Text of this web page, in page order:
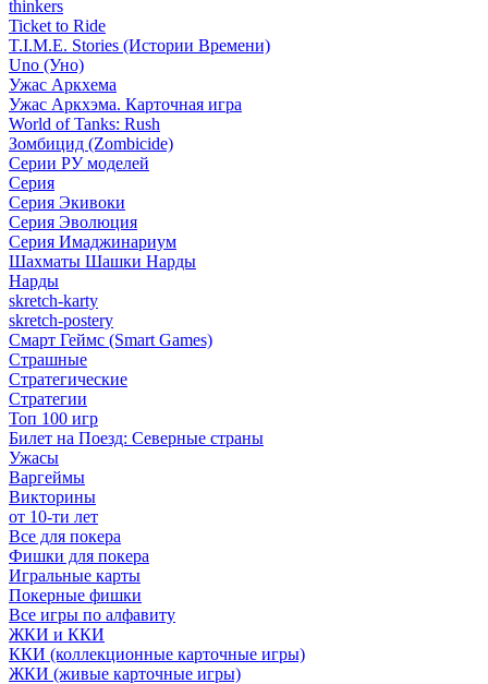
thinkers
Ticket to Ride
T.I.M.E. Stories (Истории Времени)
Uno (Уно)
Ужас Аркхема
Ужас Аркхэма. Карточная игра
World of Tanks: Rush
Зомбицид (Zombicide)
Серии РУ моделей
Серия
Серия Экивоки
Серия Эволюция
Серия Имаджинариум
Шахматы Шашки Нарды
Нарды
skretch-karty
skretch-postery
Смарт Геймс (Smart Games)
Страшные
Стратегические
Стратегии
Топ 100 игр
Билет на Поезд: Северные страны
Ужасы
Варгеймы
Викторины
от 10-ти лет
Все для покера
Фишки для покера
Игральные карты
Покерные фишки
Все игры по алфавиту
ЖКИ и ККИ
ККИ (коллекционные карточные игры)
ЖКИ (живые карточные игры)